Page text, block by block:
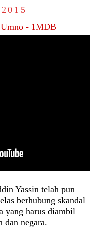
Umno - 1MDB
Yassin telah pun
berhubung skandal
yang harus diambil
dan negara.